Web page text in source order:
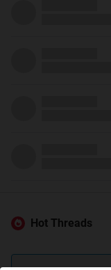
Hot Threads